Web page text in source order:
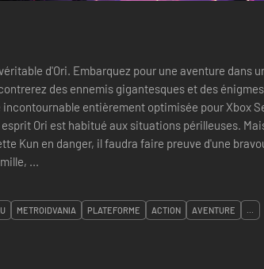
d'Ori. Embarquez pour une aventure dans
des ennemis gigantesques et des
entièrement optimisée pour Xbox
Kun en danger, il faudra faire preuve d'une
...
METROIDVANIA PLATEFORME ACTION AVENTURE ...